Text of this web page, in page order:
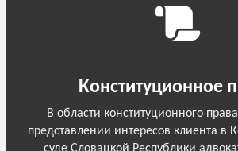
Конституционное
В области конституционного
представлении интересов клиента в